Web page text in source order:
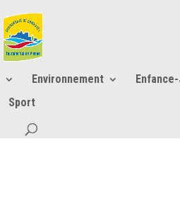
Environnement
Sport